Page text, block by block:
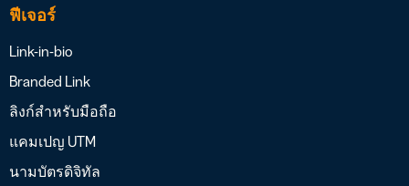
ฟีเจอร์
Link-in-bio
Branded Link
ลิงก์สำหรับมือถือ
แคมเปญ UTM
นามบัตรดิจิทัล